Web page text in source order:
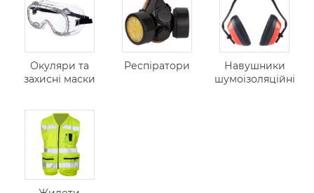
Окуляри та
захисні маски
Респіратори
Навушники
шумоізоляційні